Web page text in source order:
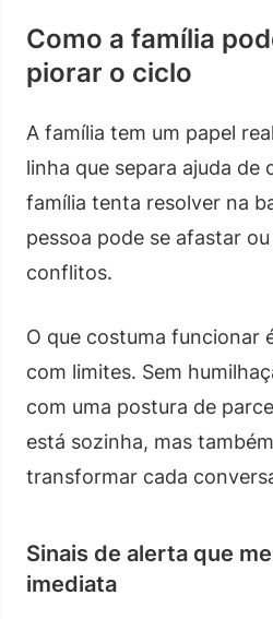
Como a família
piorar o ciclo
A família tem um papel
linha que separa ajuda de
família tenta resolver na
pessoa pode se afastar
conflitos.
O que costuma funcionar
com limites. Sem
com uma postura de
está sozinha, mas
transformar cada
Sinais de alerta que
imediata